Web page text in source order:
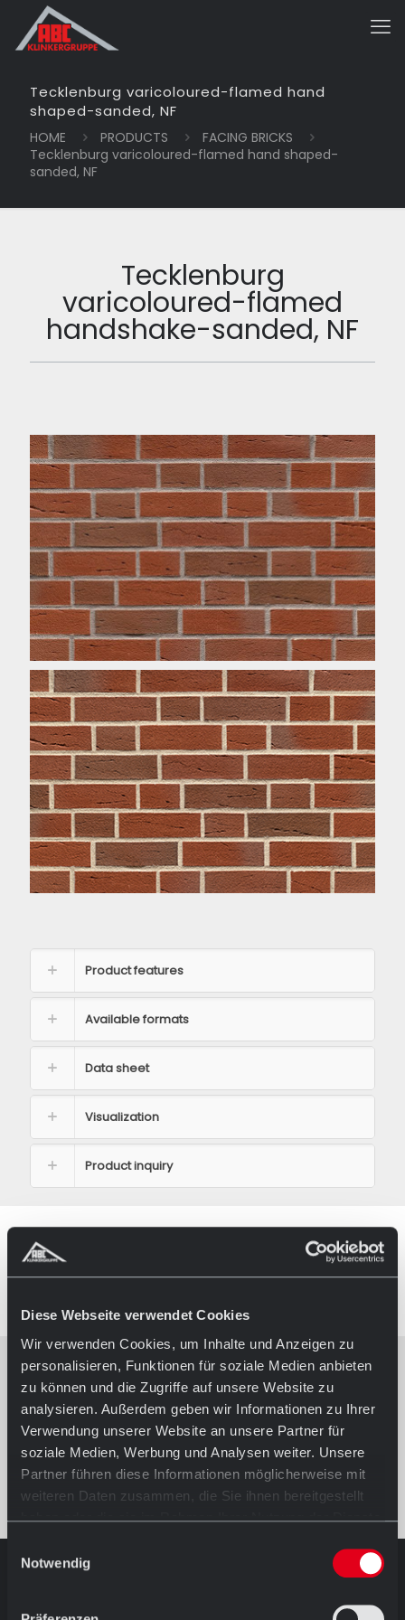
Diese Webseite verwendet Cookies
Wir verwenden Cookies, um Inhalte und Anzeigen zu
personalisieren, Funktionen für soziale Medien anbieten
zu können und die Zugriffe auf unsere Website zu
analysieren. Außerdem geben wir Informationen zu Ihrer
Verwendung unserer Website an unsere Partner für
soziale Medien, Werbung und Analysen weiter. Unsere
Partner führen diese Informationen möglicherweise mit
weiteren Daten zusammen, die Sie ihnen bereitgestellt
haben oder die sie im Rahmen Ihrer Nutzung der Dienste
Notwendig
Tecklenburg varicoloured-flamed hand
shaped-sanded, NF
HOME PRODUCTS
FACING BRICKS
Tecklenburg varicoloured-flamed hand shaped-
sanded, NF
Tecklenburg
varicoloured-flamed
handshake-sanded, NF
Product features
Available formats
Data sheet
Visualization
Product inquiry